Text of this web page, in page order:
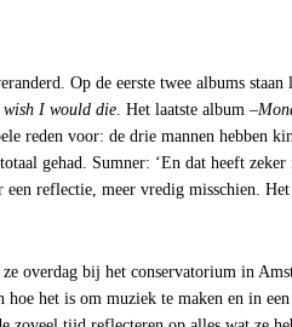
Op de eerste twee albums
wish I would die . Het laatste album –
reden voor: de drie mannen hebben
gehad. Sumner: ‘En dat heeft
reflectie, meer vredig misschien.
overdag bij het conservatorium in
hoe het is om muziek te maken en in